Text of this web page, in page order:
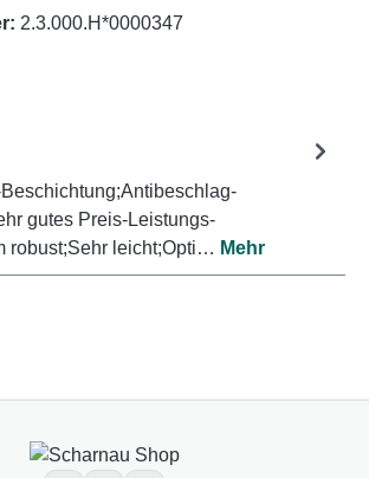
2.3.000.H*0000347
gutes Preis-Leistungs-
robust;Sehr leicht;Opti… Mehr